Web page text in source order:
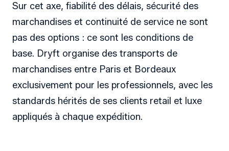
Sur cet axe, fiabilité des délais, sécurité des
marchandises et continuité de service ne sont
pas des options : ce sont les conditions de
base. Dryft organise des transports de
marchandises entre Paris et Bordeaux
exclusivement pour les professionnels, avec les
standards hérités de ses clients retail et luxe
appliqués à chaque expédition.